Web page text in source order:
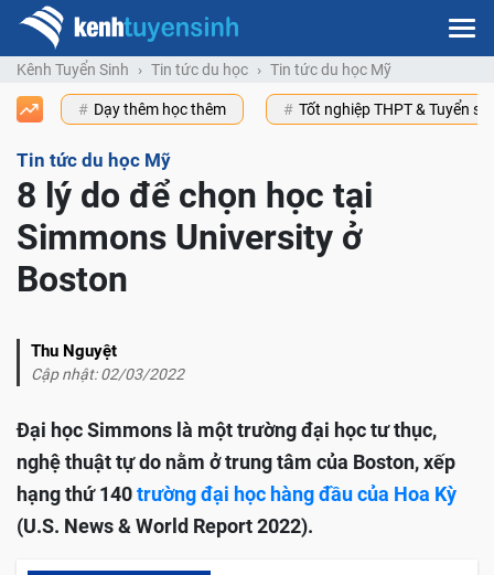
Kênh Tuyển Sinh Tin tức du học Tin tức du học Mỹ
Dạy thêm học thêm Tốt nghiệp THPT & Tuyển
Tin tức du học Mỹ
8 lý do để chọn học tại
Simmons University ở
Boston
Thu Nguyệt
Cập nhật: 02/03/2022
Đại học Simmons là một trường đại học tư thục,
nghệ thuật tự do nằm ở trung tâm của Boston, xếp
hạng thứ 140trường đại học hàng đầu của Hoa Kỳ
(U.S. News & World Report 2022).